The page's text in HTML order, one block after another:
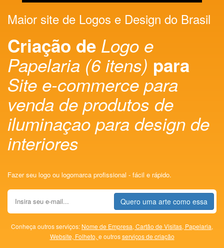
Maior site de Logos e Design do Brasil
Criação de Logo e
Papelaria (6 itens) para
Site e-commerce para
venda de produtos de
iluminaçao para design de
interiores
Fazer seu logo ou logomarca profissional - fácil e rápido.
Quero uma arte como essa
Conheça outros serviços: Nome de Empresa, Cartão de Visitas, Papelaria,
Website, Folheto, e outrosserviços de criação